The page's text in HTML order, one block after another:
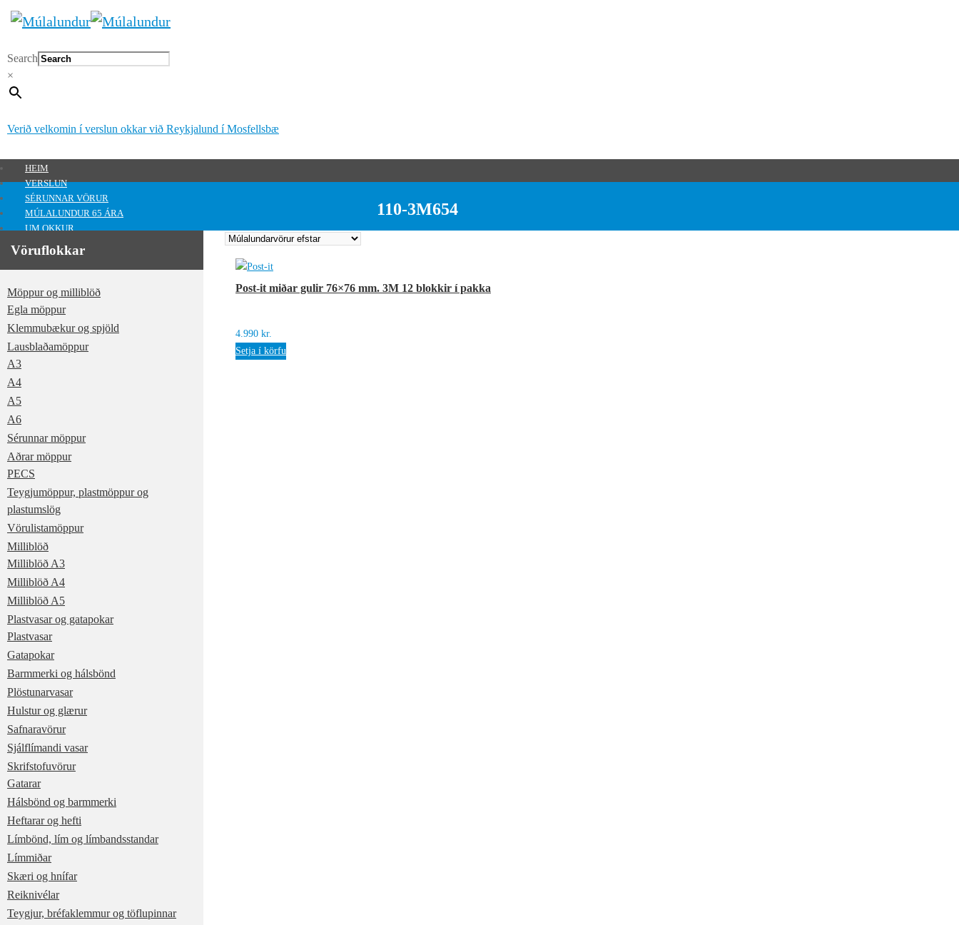
Search
×
Verið velkomin í verslun okkar við Reykjalund í Mosfellsbæ
HEIM
VERSLUN
SÉRUNNAR VÖRUR
MÚLALUNDUR 65 ÁRA
UM OKKUR
HAFA SAMBAND
MITT SVÆÐI
0kr.
110-3M654
Post-it miðar gulir 76×76 mm. 3M 12 blokkir í pakka
4.990 kr.
Setja í körfu
Vöruflokkar
Möppur og milliblöð
Egla möppur
Klemmubækur og spjöld
Lausblaðamöppur
A3
A4
A5
A6
Sérunnar möppur
Aðrar möppur
PECS
Teygjumöppur, plastmöppur og
plastumslög
Vörulistamöppur
Milliblöð
Milliblöð A3
Milliblöð A4
Milliblöð A5
Plastvasar og gatapokar
Plastvasar
Gatapokar
Barmmerki og hálsbönd
Plöstunarvasar
Hulstur og glærur
Safnaravörur
Sjálflímandi vasar
Skrifstofuvörur
Gatarar
Hálsbönd og barmmerki
Heftarar og hefti
Límbönd, lím og límbandsstandar
Límmiðar
Skæri og hnífar
Reiknivélar
Teygjur, bréfaklemmur og töflupinnar